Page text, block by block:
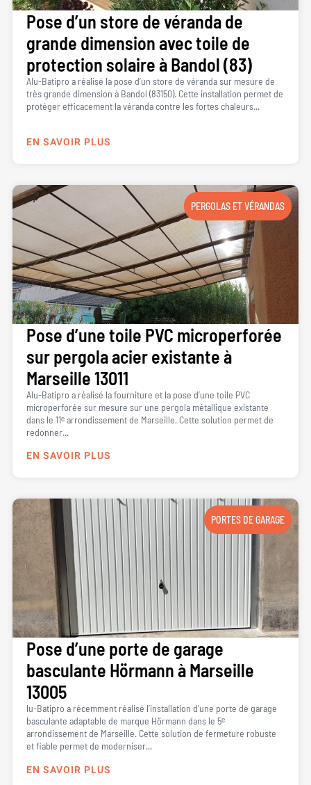
Pose d’un store de véranda de
grande dimension avec toile de
protection solaire à Bandol (83)
Alu-Batipro a réalisé la pose d’un store de véranda sur mesure de
très grande dimension à Bandol (83150). Cette installation permet de
protéger efficacement la véranda contre les fortes chaleurs...
EN SAVOIR PLUS
PERGOLAS ET VÉRANDAS
Pose d’une toile PVC microperforée
sur pergola acier existante à
Marseille 13011
Alu-Batipro a réalisé la fourniture et la pose d’une toile PVC
microperforée sur mesure sur une pergola métallique existante
dans le 11ᵉ arrondissement de Marseille. Cette solution permet de
redonner...
EN SAVOIR PLUS
PORTES DE GARAGE
Pose d’une porte de garage
basculante Hörmann à Marseille
13005
lu-Batipro a récemment réalisé l’installation d’une porte de garage
basculante adaptable de marque Hörmann dans le 5ᵉ
arrondissement de Marseille. Cette solution de fermeture robuste
et fiable permet de moderniser...
EN SAVOIR PLUS